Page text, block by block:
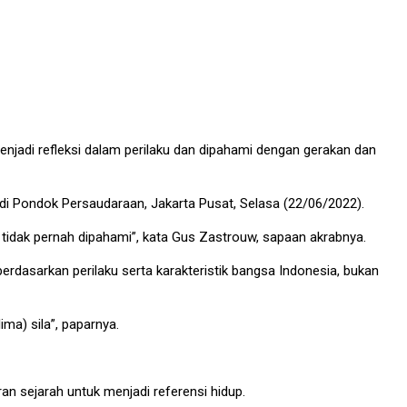
refleksi dalam perilaku dan dipahami dengan gerakan dan
Pondok Persaudaraan, Jakarta Pusat, Selasa (22/06/2022).
pernah dipahami”, kata Gus Zastrouw, sapaan akrabnya.
perilaku serta karakteristik bangsa Indonesia, bukan
sila”, paparnya.
sejarah untuk menjadi referensi hidup.